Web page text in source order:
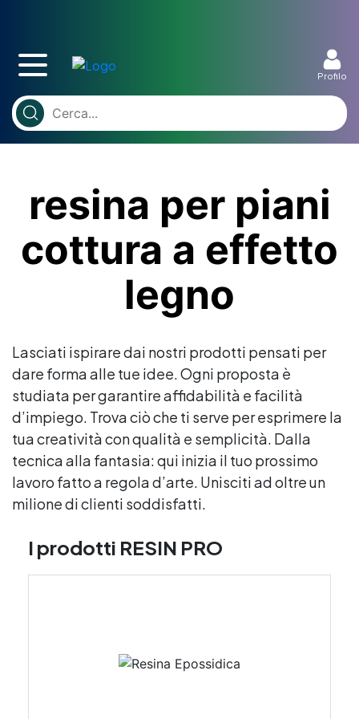
Profilo
resina per piani
cottura a effetto
legno
Lasciati ispirare dai nostri prodotti pensati per
dare forma alle tue idee. Ogni proposta è
studiata per garantire affidabilità e facilità
d’impiego. Trova ciò che ti serve per esprimere la
tua creatività con qualità e semplicità. Dalla
tecnica alla fantasia: qui inizia il tuo prossimo
lavoro fatto a regola d’arte. Unisciti ad oltre un
milione di clienti soddisfatti.
I prodotti RESIN PRO